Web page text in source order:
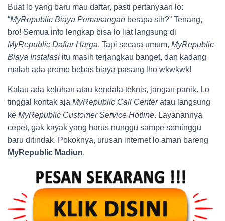
Buat lo yang baru mau daftar, pasti pertanyaan lo:
“MyRepublic Biaya Pemasangan berapa sih?” Tenang,
bro! Semua info lengkap bisa lo liat langsung di
MyRepublic Daftar Harga. Tapi secara umum, MyRepublic
Biaya Instalasi itu masih terjangkau banget, dan kadang
malah ada promo bebas biaya pasang lho wkwkwk!
Kalau ada keluhan atau kendala teknis, jangan panik. Lo
tinggal kontak aja MyRepublic Call Centeratau langsung
ke MyRepublic Customer Service Hotline. Layanannya
cepet, gak kayak yang harus nunggu sampe seminggu
baru ditindak. Pokoknya, urusan internet lo aman bareng
MyRepublic Madiun.